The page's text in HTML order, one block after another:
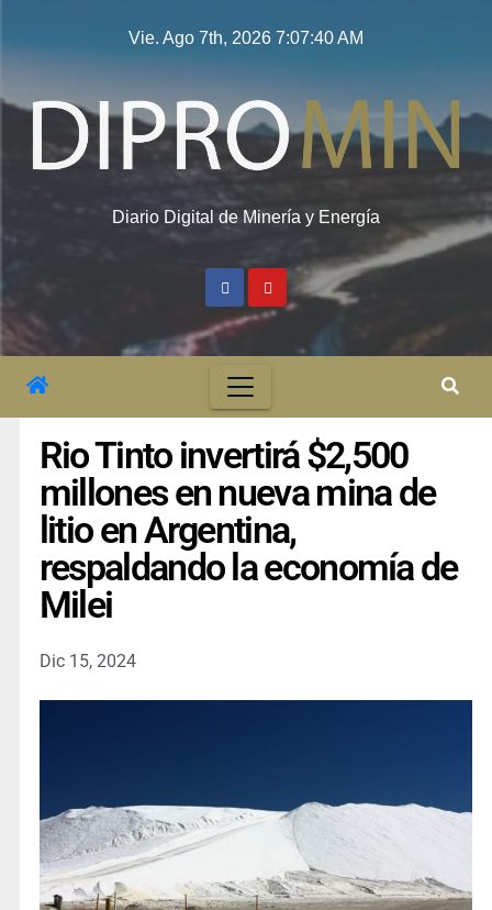
Vie. Ago 7th, 2026 7:07:41 AM
Diario Digital de Minería y Energía
Rio Tinto invertirá $2,500
millones en nueva mina de
litio en Argentina,
respaldando la economía de
Milei
Dic 15, 2024